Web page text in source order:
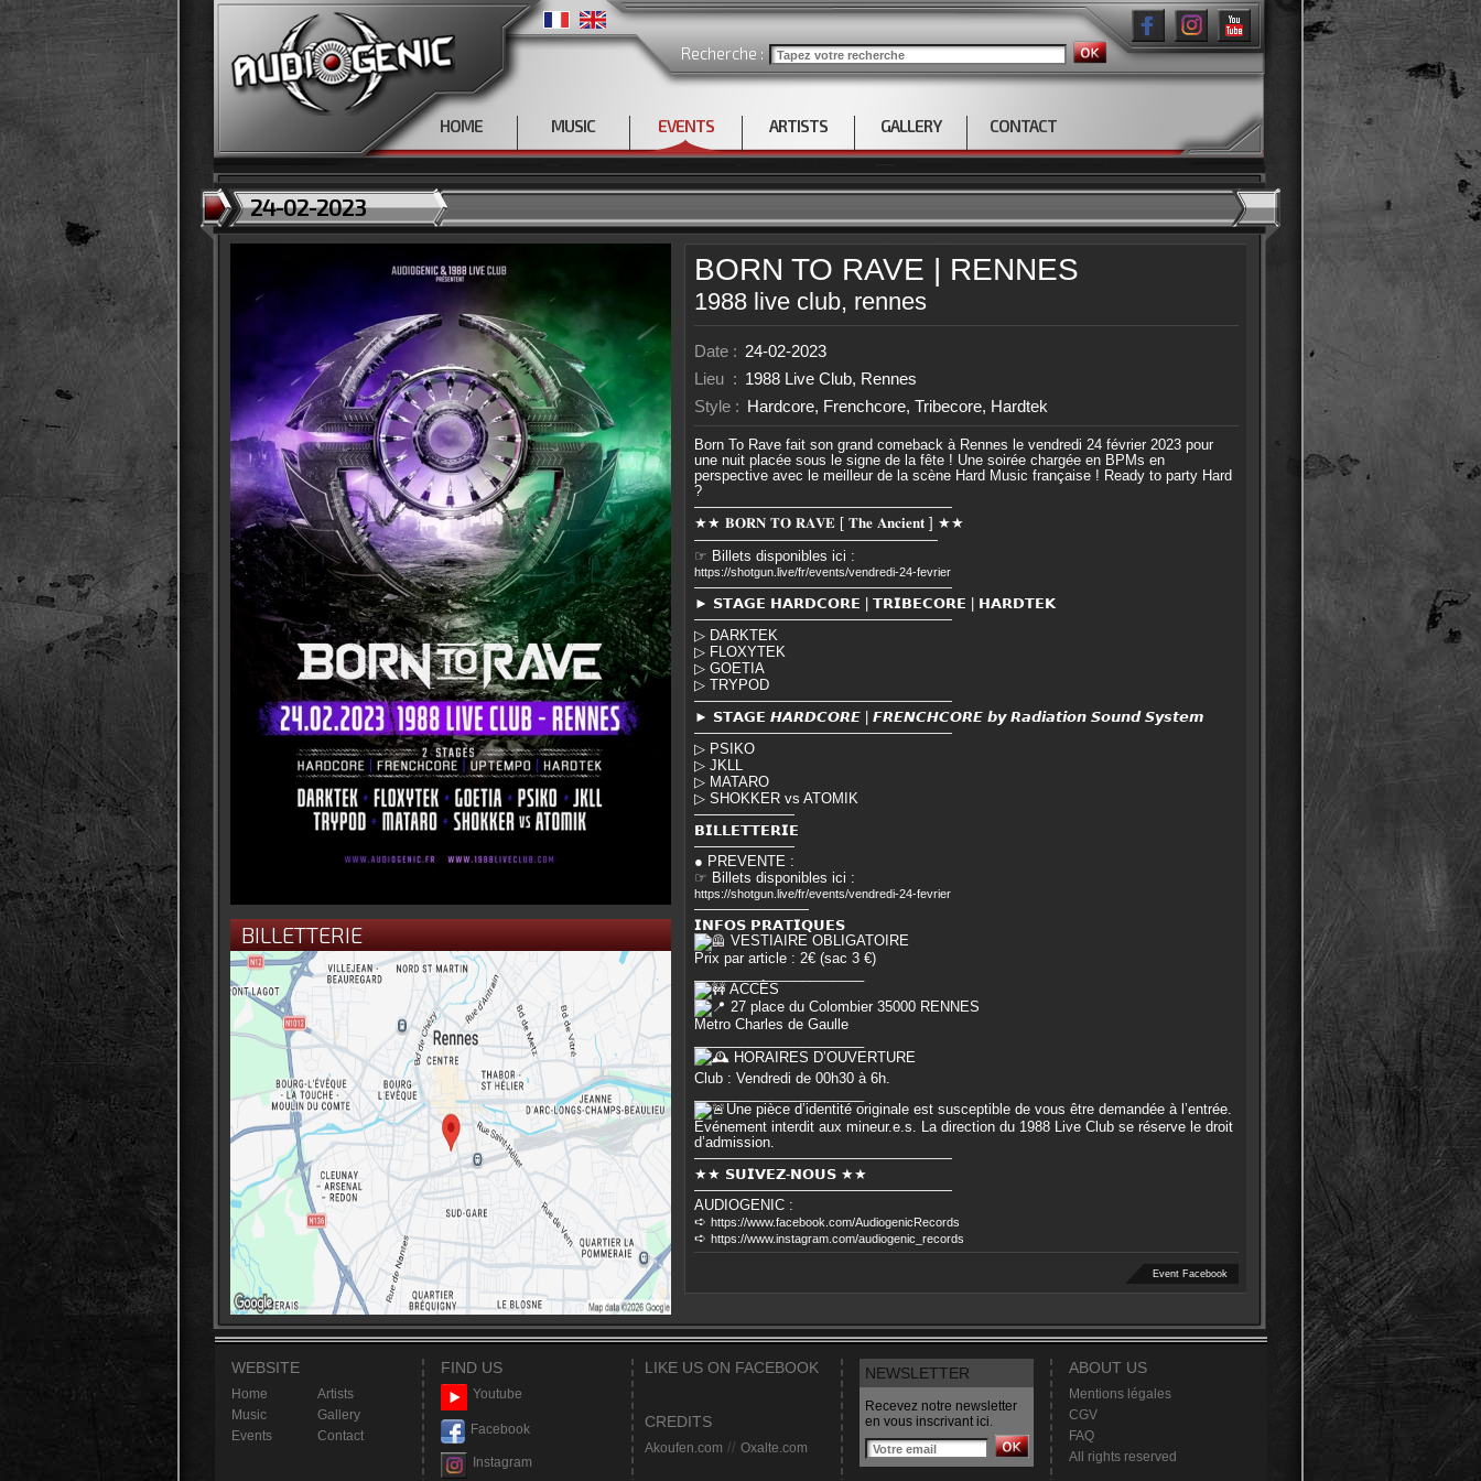
Recherche :
HOME MUSIC EVENTS ARTISTS GALLERY CONTACT
24-02-2023
BILLETTERIE
BORN TO RAVE | RENNES
1988 live club, rennes
Date : 24-02-2023
Lieu : 1988 Live Club, Rennes
Style : Hardcore, Frenchcore, Tribecore, Hardtek
Born To Rave fait son grand comeback à Rennes le vendredi 24 février 2023 pour
une nuit placée sous le signe de la fête ! Une soirée chargée en BPMs en
perspective avec le meilleur de la scène Hard Music française ! Ready to party Hard
?
——————————————————
★★ 𝐁𝐎𝐑𝐍 𝐓𝐎 𝐑𝐀𝐕𝐄 [ 𝐓𝐡𝐞 𝐀𝐧𝐜𝐢𝐞𝐧𝐭 ] ★★
—————————————————
☞ Billets disponibles ici :
https://shotgun.live/fr/events/vendredi-24-fevrier
——————————————————
► 𝗦𝗧𝗔𝗚𝗘 𝗛𝗔𝗥𝗗𝗖𝗢𝗥𝗘 | 𝗧𝗥𝗜𝗕𝗘𝗖𝗢𝗥𝗘 | 𝗛𝗔𝗥𝗗𝗧𝗘𝗞
——————————————————
▷ DARKTEK
▷ FLOXYTEK
▷ GOETIA
▷ TRYPOD
——————————————————
► 𝗦𝗧𝗔𝗚𝗘 𝙃𝘼𝙍𝘿𝘾𝙊𝙍𝙀 | 𝙁𝙍𝙀𝙉𝘾𝙃𝘾𝙊𝙍𝙀 𝙗𝙮 𝙍𝙖𝙙𝙞𝙖𝙩𝙞𝙤𝙣 𝙎𝙤𝙪𝙣𝙙 𝙎𝙮𝙨𝙩𝙚𝙢
——————————————————
▷ PSIKO
▷ JKLL
▷ MATARO
▷ SHOKKER vs ATOMIK
———————
𝗕𝗜𝗟𝗟𝗘𝗧𝗧𝗘𝗥𝗜𝗘
———————
● PREVENTE :
☞ Billets disponibles ici :
https://shotgun.live/fr/events/vendredi-24-fevrier
————————
𝗜𝗡𝗙𝗢𝗦 𝗣𝗥𝗔𝗧𝗜𝗤𝗨𝗘𝗦
VESTIAIRE OBLIGATOIRE
Prix par article : 2€ (sac 3 €)
ACCÈS
27 place du Colombier 35000 RENNES
Metro Charles de Gaulle
HORAIRES D’OUVERTURE
Club : Vendredi de 00h30 à 6h.
Une pièce d’identité originale est susceptible de vous être demandée à l’entrée.
Événement interdit aux mineur.e.s. La direction du 1988 Live Club se réserve le droit
d’admission.
——————————————————
★★ 𝗦𝗨𝗜𝗩𝗘𝗭-𝗡𝗢𝗨𝗦 ★★
——————————————————
AUDIOGENIC :
➪ https://www.facebook.com/AudiogenicRecords
➪ https://www.instagram.com/audiogenic_records
Event Facebook
WEBSITE
Home
Music
Events
Artists
Gallery
Contact
FIND US
Youtube
Facebook
Instagram
LIKE US ON FACEBOOK
CREDITS
Akoufen.com // Oxalte.com
NEWSLETTER
Recevez notre newsletter
en vous inscrivant ici.
ABOUT US
Mentions légales
CGV
FAQ
All rights reserved